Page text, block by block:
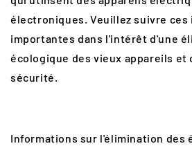
électroniques. Veuillez suivre
importantes dans l'intérêt d'une
écologique des vieux appareils et
sécurité.
Informations sur l'élimination des